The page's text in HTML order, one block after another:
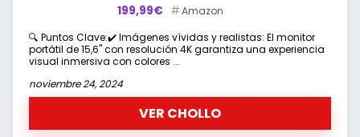
199,99€
Amazon
🔍 Puntos Clave:✔️ Imágenes vívidas y realistas: El monitor
portátil de 15,6" con resolución 4K garantiza una experiencia
visual inmersiva con colores ...
noviembre 24, 2024
VER CHOLLO